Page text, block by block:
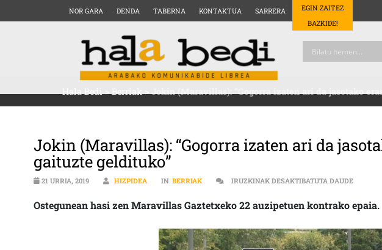
NOR GARA DENDA TABERNA KONTAKTUA SARRERA
EGIN ZAITEZ
BAZKIDE!
Hala Bedi>Berriak>Jokin (Maravillas): “Gogorra izaten ari da jasotako
Jokin (Maravillas): “Gogorra izaten ari da
gaituzte geldituko”
21 URRIA, 2019 HIZPIDEA IN BERRIAK IRUZKINAK DESAKTIBATUTA DAUDEJOKIN
Ostegunean hasi zen Maravillas Gaztetxeko 22 auzipetuen kontrako epaia.